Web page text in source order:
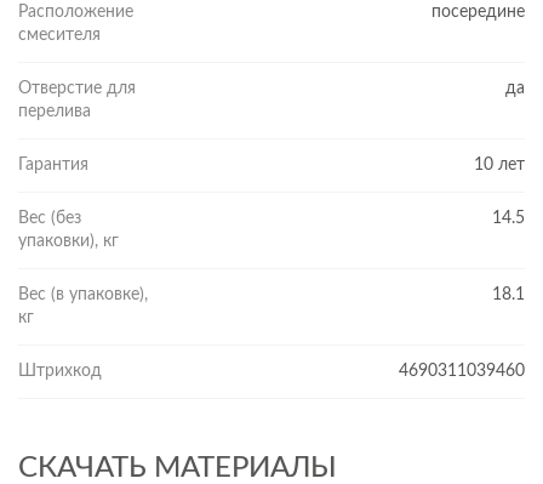
Расположение
смесителя
посередине
Отверстие для
перелива
да
Гарантия 10 лет
Вес (без
упаковки), кг
14.5
Вес (в упаковке),
кг
18.1
Штрихкод 4690311039460
СКАЧАТЬ МАТЕРИАЛЫ